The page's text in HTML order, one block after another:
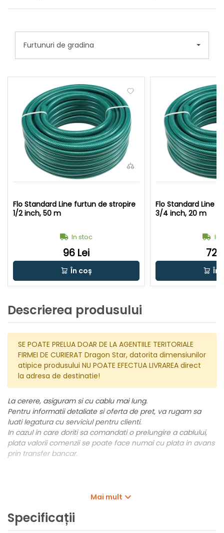
Furtunuri de gradina
Flo Standard Line furtun de stropire
1/2 inch, 50 m
In stoc
96 Lei
În coș
Flo Standard Line
3/4 inch, 20 m
In
72
În
Descrierea produsului
SE POATE PRELUA DOAR DE LA AGENTIILE TERITORIALE
FIRMEI DE CURIERAT Dragon Star, datorita dimensiunilor
atipice produsului NU POATE EFECTUA LIVRAREA direct
la adresa de destinatie!
La cerere, asiguram si cu cablu mai lung.
Pentru informatii detaliate si oferta de pret, va rugam sa
luati legatura cu serviciul pentru clienti.
In cazul in care doriti sa comandati o prelungire a cablului,
plata valorii comenzii se poate face numai cu plata in avans
prin transfer bancar.
pentru pomparea apelor subterane. Grundfos SP sunt pompe din
Caracteristici
Mai mult
Specificații